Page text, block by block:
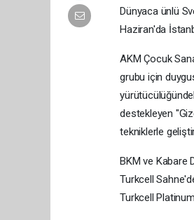
Dünyaca ünlü
Haziran'da
AKM Çocuk
grubu için
destekleyen
tekniklerle
BKM ve Kabare
Turkcell
Turkcell